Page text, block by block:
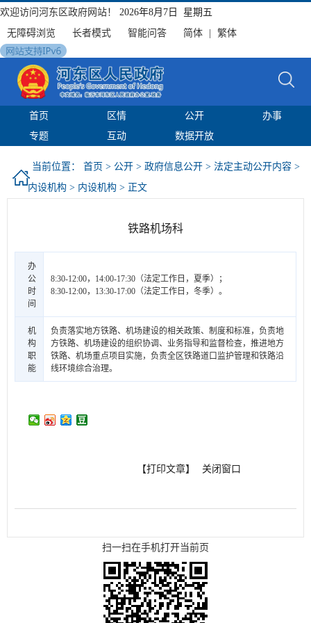
欢迎访问河东区政府网站！
2026年8月7日 星期五
无障碍浏览
长者模式 智能问答 简体 繁体
首页 区情 公开
办事
专题
互动 数据开放
当前位置： 首页 > 公开 > 政府信息公开 > 法定主动公开内容 >
内设机构 > 内设机构 > 正文
铁路机场科
办
公
时
间
8:30-12:00，14:00-17:30（法定工作日，夏季）；
8:30-12:00，13:30-17:00（法定工作日，冬季）。
机
构
职
能
负责落实地方铁路、机场建设的相关政策、制度和标准，负责地
方铁路、机场建设的组织协调、业务指导和监督检查，推进地方
铁路、机场重点项目实施，负责全区铁路道口监护管理和铁路沿
线环境综合治理。
【打印文章】 关闭窗口
扫一扫在手机打开当前页